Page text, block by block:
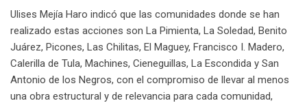
Ulises Mejía Haro indicó que las comunidades donde se han
realizado estas acciones son La Pimienta, La Soledad, Benito
Juárez, Picones, Las Chilitas, El Maguey, Francisco I. Madero,
Calerilla de Tula, Machines, Cieneguillas, La Escondida y San
Antonio de los Negros, con el compromiso de llevar al menos
una obra estructural y de relevancia para cada comunidad,